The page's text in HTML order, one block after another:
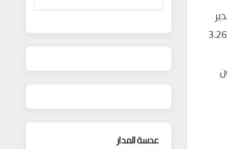
بها للخام في العام الماضي 19.85 مليون برميل يوميا، موزعة كالتالي: السعودية 6.4 مليون برميل، والعراق 3.26
عدسة المدار